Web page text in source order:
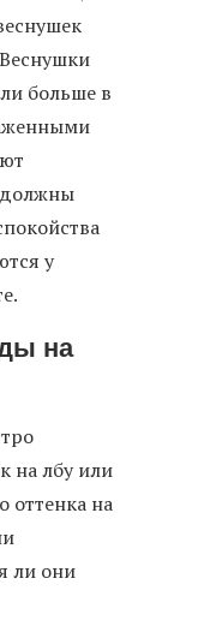
больше в
должны
у
на
на лбу или
оттенка на
ли они